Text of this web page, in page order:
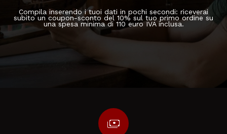
Compila inserendo i tuoi dati in pochi secondi: riceverai
subito un coupon-sconto del 10% sul tuo primo ordine su
una spesa minima di 110 euro IVA inclusa.
payments